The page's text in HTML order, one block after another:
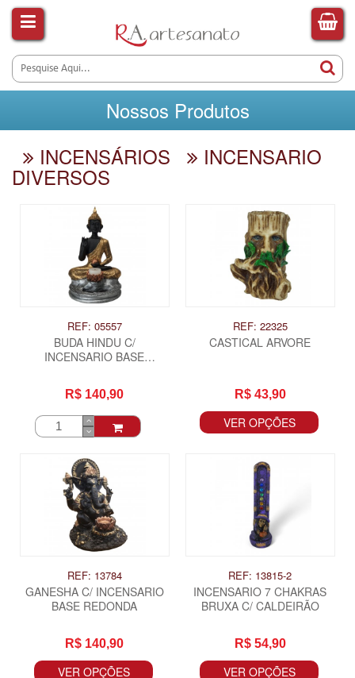
Nossos Produtos
INCENSÁRIOS
INCENSARIO
DIVERSOS
REF: 05557
BUDA HINDU C/
INCENSARIO BASE
R$ 140,90
REF: 22325
CASTICAL ARVORE
R$ 43,90
VER OPÇÕES
REF: 13784
GANESHA C/ INCENSARIO
BASE REDONDA
R$ 140,90
VER OPÇÕES
REF: 13815-2
INCENSARIO 7 CHAKRAS
BRUXA C/ CALDEIRÃO
R$ 54,90
VER OPÇÕES